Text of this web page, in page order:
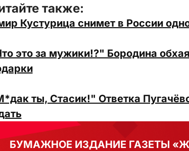
также:
Кустурица снимет в России
это за мужики!?" Бородина
ты, Стасик!" Ответка
БУМАЖНОЕ ИЗДАНИЕ ГАЗЕТЫ